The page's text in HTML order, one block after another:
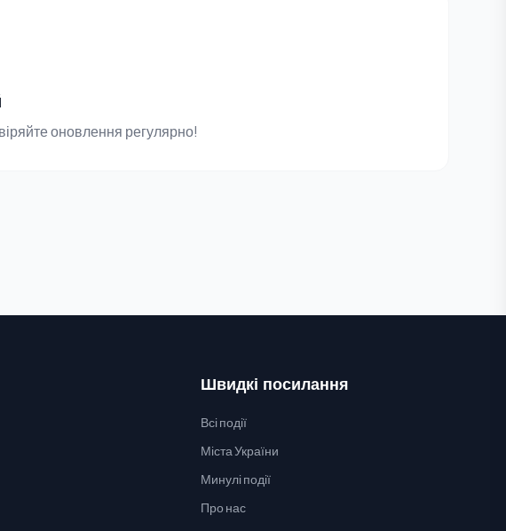
оновлення регулярно!
Швидкі посилання
Всі події
Міста України
Минулі події
Про нас